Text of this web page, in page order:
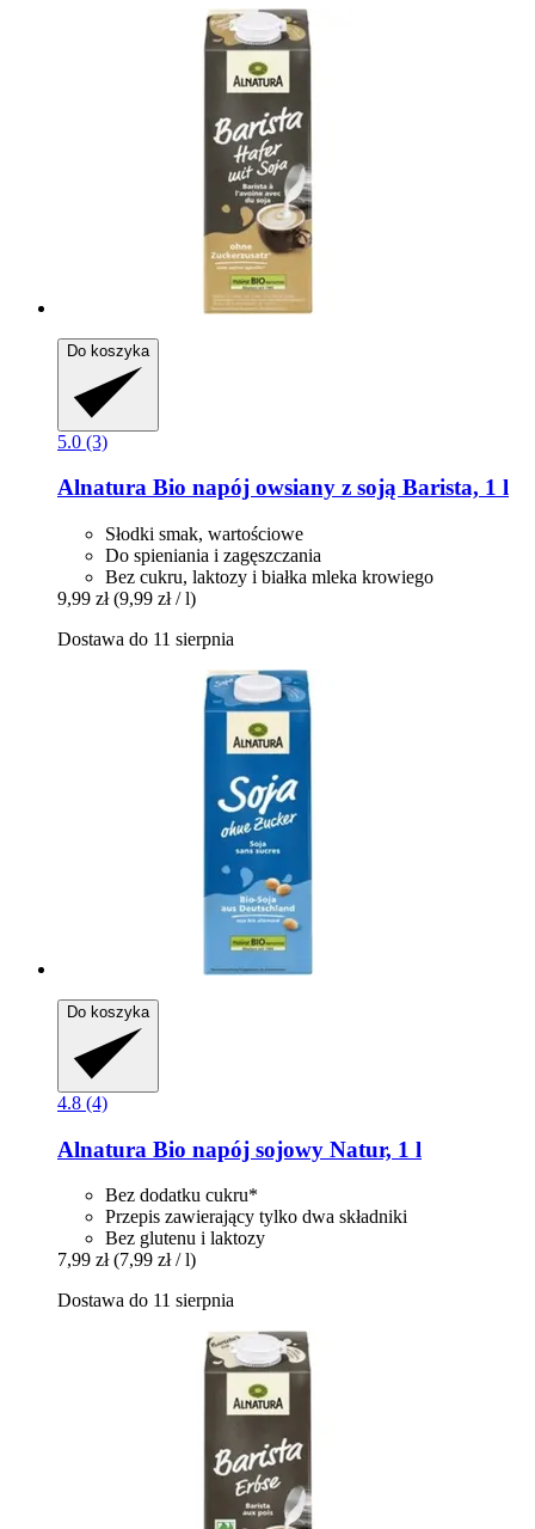
Do koszyka
5.0 (3)
Alnatura Bio napój owsiany z soją Barista, 1 l
Słodki smak, wartościowe
Do spieniania i zagęszczania
Bez cukru, laktozy i białka mleka krowiego
9,99 zł (9,99 zł / l)
Dostawa do 11 sierpnia
Do koszyka
4.8 (4)
Alnatura Bio napój sojowy Natur, 1 l
Bez dodatku cukru*
Przepis zawierający tylko dwa składniki
Bez glutenu i laktozy
7,99 zł (7,99 zł / l)
Dostawa do 11 sierpnia